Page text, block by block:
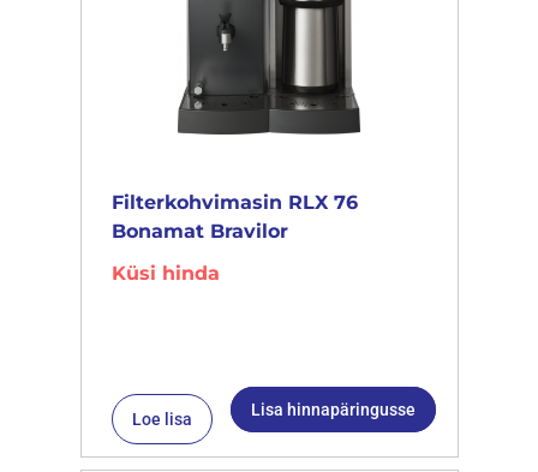
Filterkohvimasin RLX 76
Bonamat Bravilor
Küsi hinda
Loe lisa Lisa hinnapäringusse